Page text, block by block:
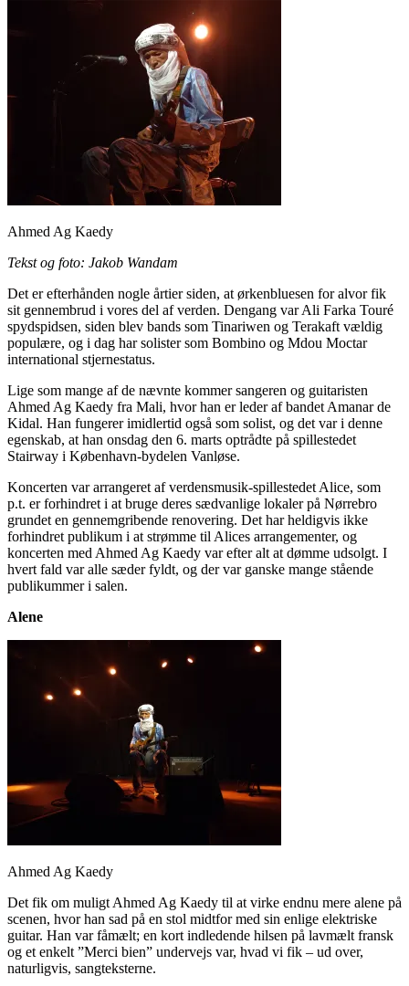
Ahmed Ag Kaedy
Tekst og foto: Jakob Wandam
Det er efterhånden nogle årtier siden, at ørkenbluesen for alvor fik
sit gennembrud i vores del af verden. Dengang var Ali Farka Touré
spydspidsen, siden blev bands som Tinariwen og Terakaft vældig
populære, og i dag har solister som Bombino og Mdou Moctar
international stjernestatus.
Lige som mange af de nævnte kommer sangeren og guitaristen
Ahmed Ag Kaedy fra Mali, hvor han er leder af bandet Amanar de
Kidal. Han fungerer imidlertid også som solist, og det var i denne
egenskab, at han onsdag den 6. marts optrådte på spillestedet
Stairway i København-bydelen Vanløse.
Koncerten var arrangeret af verdensmusik-spillestedet Alice, som
p.t. er forhindret i at bruge deres sædvanlige lokaler på Nørrebro
grundet en gennemgribende renovering. Det har heldigvis ikke
forhindret publikum i at strømme til Alices arrangementer, og
koncerten med Ahmed Ag Kaedy var efter alt at dømme udsolgt. I
hvert fald var alle sæder fyldt, og der var ganske mange stående
publikummer i salen.
Alene
Ahmed Ag Kaedy
Det fik om muligt Ahmed Ag Kaedy til at virke endnu mere alene på
scenen, hvor han sad på en stol midtfor med sin enlige elektriske
guitar. Han var fåmælt; en kort indledende hilsen på lavmælt fransk
og et enkelt ”Merci bien” undervejs var, hvad vi fik – ud over,
naturligvis, sangteksterne.